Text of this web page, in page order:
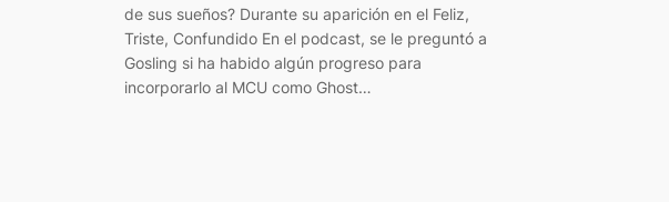
de sus sueños? Durante su aparición en el Feliz,
Triste, Confundido En el podcast, se le preguntó a
Gosling si ha habido algún progreso para
incorporarlo al MCU como Ghost…